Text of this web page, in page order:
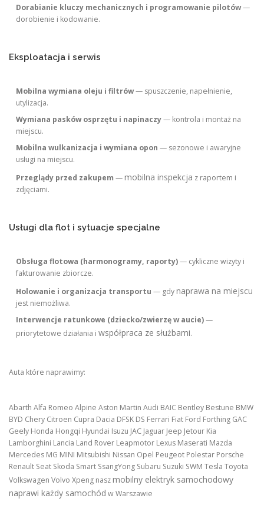
Dorabianie kluczy mechanicznych i programowanie pilotów—
dorobienie i kodowanie.
Eksploatacja i serwis
Mobilna wymiana oleju i filtrów— spuszczenie, napełnienie,
utylizacja.
Wymiana pasków osprzętu i napinaczy— kontrola i montaż na
miejscu.
Mobilna wulkanizacja i wymiana opon — sezonowe i awaryjne
usługi na miejscu.
Przeglądy przed zakupem —mobilna inspekcja z raportem i
zdjęciami.
Usługi dla flot i sytuacje specjalne
Obsługa flotowa (harmonogramy, raporty)— cykliczne wizyty i
fakturowanie zbiorcze.
Holowanie i organizacja transportu — gdynaprawa na miejscu
jest niemożliwa.
Interwencje ratunkowe (dziecko/zwierzę w aucie)—
priorytetowe działania iwspółpraca ze służbami.
Auta które naprawimy:
Abarth Alfa Romeo Alpine Aston Martin Audi BAIC Bentley Bestune BMW
BYD Chery Citroen Cupra Dacia DFSK DS Ferrari Fiat Ford Forthing GAC
Geely Honda Hongqi Hyundai Isuzu JAC Jaguar Jeep Jetour Kia
Lamborghini Lancia Land Rover Leapmotor Lexus Maserati Mazda
Mercedes MG MINI Mitsubishi Nissan Opel Peugeot Polestar Porsche
Renault Seat Skoda Smart SsangYong Subaru Suzuki SWM Tesla Toyota
Volkswagen Volvo Xpeng naszmobilny elektryk samochodowy
naprawi każdy samochód w Warszawie